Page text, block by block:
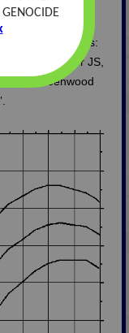
References:
Saul RA, Geer JS,
CM. Greenwood